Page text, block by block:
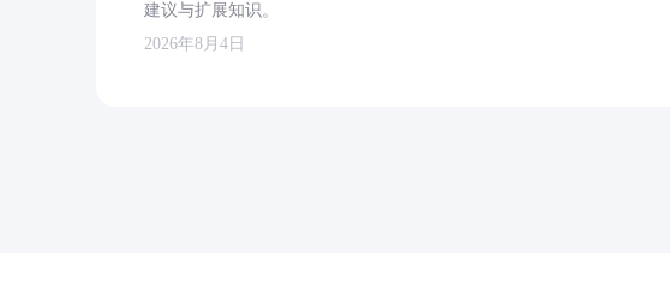
建议与扩展知识。
2026年8月4日